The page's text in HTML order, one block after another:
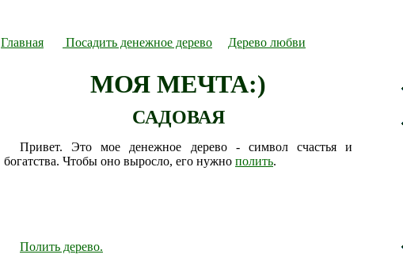
Главная Посадить денежное дерево Дерево любви
МОЯ МЕЧТА:)
САДОВАЯ
Привет. Это мое денежное дерево - символ счастья и
богатства. Чтобы оно выросло, его нужно полить.
Полить дерево.